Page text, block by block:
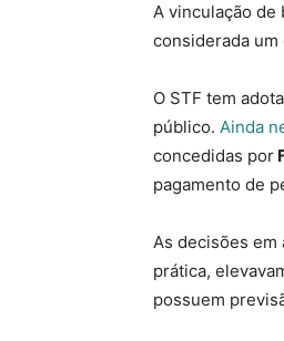
A vinculação
considerada
O STF tem
público. Ainda
concedidas por
pagamento de
As decisões em
prática,
possuem